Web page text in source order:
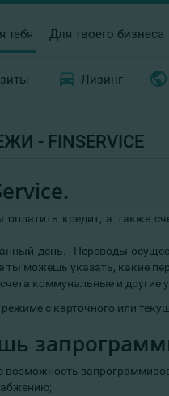
тебя Для твоего бизнеса
Лизинг
- FINSERVICE
кредит, а также
день. Переводы
ты можешь указать, какие
коммунальные и другие
с карточного или
возможность